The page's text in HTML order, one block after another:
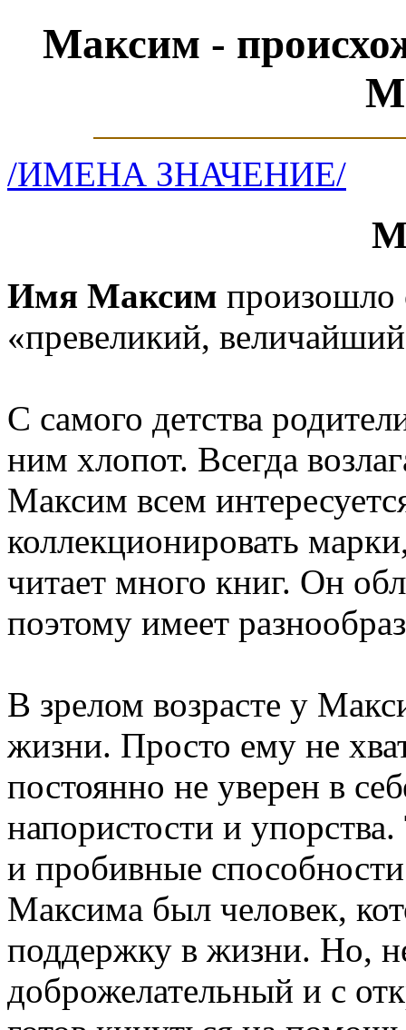
Максим -
/ИМЕНА ЗНАЧЕНИЕ/
Имя Максим произошло
«превеликий,
С самого детства
ним хлопот. Всегда
Максим всем
коллекционировать
читает много книг. Он
поэтому имеет
В зрелом возрасте у
жизни. Просто ему не
постоянно не уверен в
напористости и
и пробивные
Максима был человек,
поддержку в жизни. Но,
доброжелательный и с